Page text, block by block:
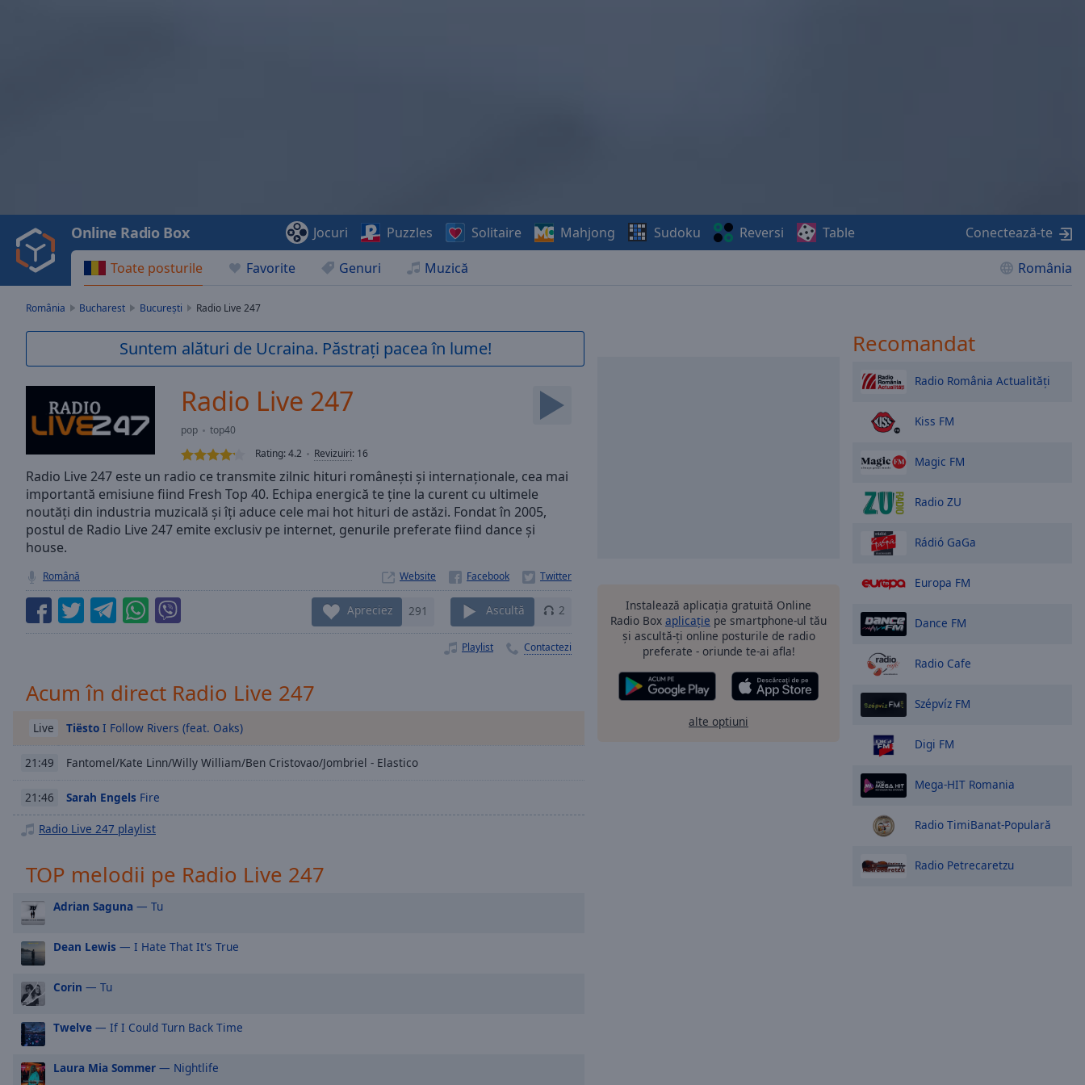
Video
Play
Backward
Skip
Current
Duration-:-
Stream
TypeLIVE
Seek to
live,
currently
behind
LIVE
Time-
Chapters
Chapters
Descriptions
off,
selected
subtitles
settings,
opens
subtitles
settings
subtitles
off
selected
Track
Toate posturile Favorite Genuri Muzică România
Online Radio Box Jocuri Puzzles Solitaire Mahjong Sudoku Reversi Table Conectează-te
România Bucharest București Radio Live 247
Suntem alături de Ucraina. Păstrați pacea în lume!
Radio Live 247
pop
top40
Rating:4.2 Revizuiri: 16
Radio Live 247 este un radio ce transmite zilnic hituri românești și internaționale, cea mai
importantă emisiune fiind Fresh Top 40. Echipa energică te ține la curent cu ultimele
noutăți din industria muzicală și îți aduce cele mai hot hituri de astăzi. Fondat în 2005,
postul de Radio Live 247 emite exclusiv pe internet, genurile preferate fiind dance și
house.
Română Website
Apreciez 291 Ascultă 2
Playlist Contactezi
Acum în direct Radio Live 247
Live Tiësto I Follow Rivers (feat. Oaks)
21:49 Fantomel/Kate Linn/Willy William/Ben Cristovao/Jombriel - Elastico
21:46 Sarah Engels Fire
Radio Live 247 playlist
TOP melodii pe Radio Live 247
Adrian Saguna — Tu
Dean Lewis — I Hate That It's True
Corin — Tu
Twelve — If I Could Turn Back Time
Laura Mia Sommer — Nightlife
Instalează aplicația gratuită Online
Radio Box aplicație pe smartphone-ul tău
și ascultă-ți online posturile de radio
preferate - oriunde te-ai afla!
alte optiuni
Recomandat
Radio România Actualități
Kiss FM
Magic FM
Radio ZU
Rádió GaGa
Europa FM
Dance FM
Radio Cafe
Szépvíz FM
Digi FM
Mega-HIT Romania
Radio TimiBanat-Populară
Radio Petrecaretzu